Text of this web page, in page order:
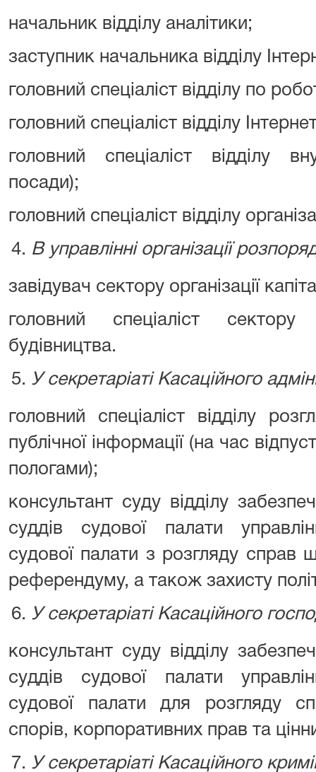
начальник відділу аналітики;
заступник начальника відділу
головний спеціаліст відділу по
головний спеціаліст відділу
головний спеціаліст відділу
посади);
головний спеціаліст відділу
В управлінні організації
завідувач сектору організації
головний спеціаліст сектору
будівництва.
У секретаріаті Касаційного
головний спеціаліст відділу
публічної інформації (на час
пологами);
консультант суду відділу
суддів судової палати
судової палати з розгляду справ
референдуму, а також захисту
У секретаріаті Касаційного
консультант суду відділу
суддів судової палати
судової палати для розгляду
спорів‚ корпоративних прав та
У секретаріаті Касаційного